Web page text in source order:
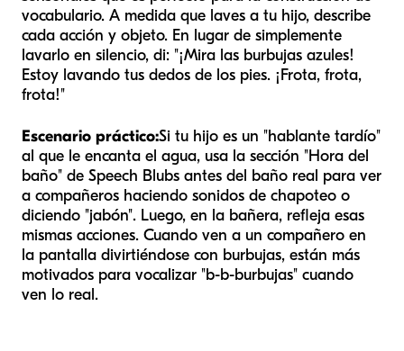
vocabulario. A medida que laves a tu hijo, describe
cada acción y objeto. En lugar de simplemente
lavarlo en silencio, di: "¡Mira las burbujas azules!
Estoy lavando tus dedos de los pies. ¡Frota, frota,
frota!"
Escenario práctico:Si tu hijo es un "hablante tardío"
al que le encanta el agua, usa la sección "Hora del
baño" de Speech Blubs antes del baño real para ver
a compañeros haciendo sonidos de chapoteo o
diciendo "jabón". Luego, en la bañera, refleja esas
mismas acciones. Cuando ven a un compañero en
la pantalla divirtiéndose con burbujas, están más
motivados para vocalizar "b-b-burbujas" cuando
ven lo real.